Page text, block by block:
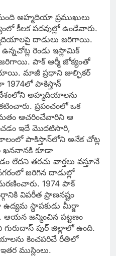
అహ్మదియా ప్రముఖులు
కీలక పదవుల్లో ఉండేవారు.
దాడులు జరిగాయి.
రెండు ఇస్లామిక్‌
జరిగాయి. పాక్‌ ఆర్మీ జోక్యంతో
మాజీ ప్రధాని జుల్ఫికర్‌
1974లో పాకిస్తాన్‌
దేశంలోని అహ్మదియాలను
ప్రపంచంలో ఒక
మతం ఆచరించేవారిని ఆ
ఇదే మొదటిసారి,
పాకిస్తాన్‌లోని అనేక చోట్ల
ఖననానకి కూడా
తరచు వార్తలు వస్తూనే
జరిగిన దాడుల్లో
1974 పాక్‌
విపరీత ప్రాణనష్టం
స్థాపకుడు మీర్జా
ఆయన జన్మించిన పట్టణం
పుర్‌ జిల్లాలో ఉంది.
కించపరిచే రీతిలో
ముస్లింలు.